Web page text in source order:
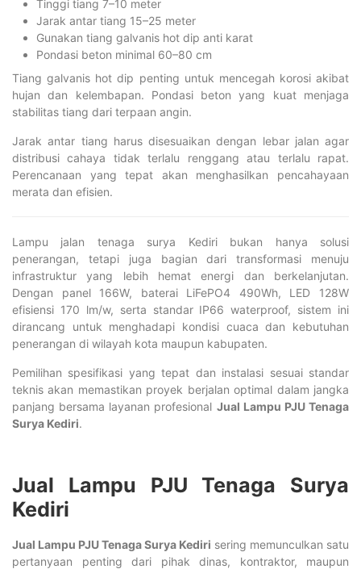
Tinggi tiang 7–10 meter
Jarak antar tiang 15–25 meter
Gunakan tiang galvanis hot dip anti karat
Pondasi beton minimal 60–80 cm
Tiang galvanis hot dip penting untuk mencegah korosi akibat
hujan dan kelembapan. Pondasi beton yang kuat menjaga
stabilitas tiang dari terpaan angin.
Jarak antar tiang harus disesuaikan dengan lebar jalan agar
distribusi cahaya tidak terlalu renggang atau terlalu rapat.
Perencanaan yang tepat akan menghasilkan pencahayaan
merata dan efisien.
Lampu jalan tenaga surya Kediri bukan hanya solusi
penerangan, tetapi juga bagian dari transformasi menuju
infrastruktur yang lebih hemat energi dan berkelanjutan.
Dengan panel 166W, baterai LiFePO4 490Wh, LED 128W
efisiensi 170 lm/w, serta standar IP66 waterproof, sistem ini
dirancang untuk menghadapi kondisi cuaca dan kebutuhan
penerangan di wilayah kota maupun kabupaten.
Pemilihan spesifikasi yang tepat dan instalasi sesuai standar
teknis akan memastikan proyek berjalan optimal dalam jangka
panjang bersama layanan profesional Jual Lampu PJU Tenaga
Surya Kediri.
Jual Lampu PJU Tenaga Surya
Kediri
Jual Lampu PJU Tenaga Surya Kediri sering memunculkan satu
pertanyaan penting dari pihak dinas, kontraktor, maupun